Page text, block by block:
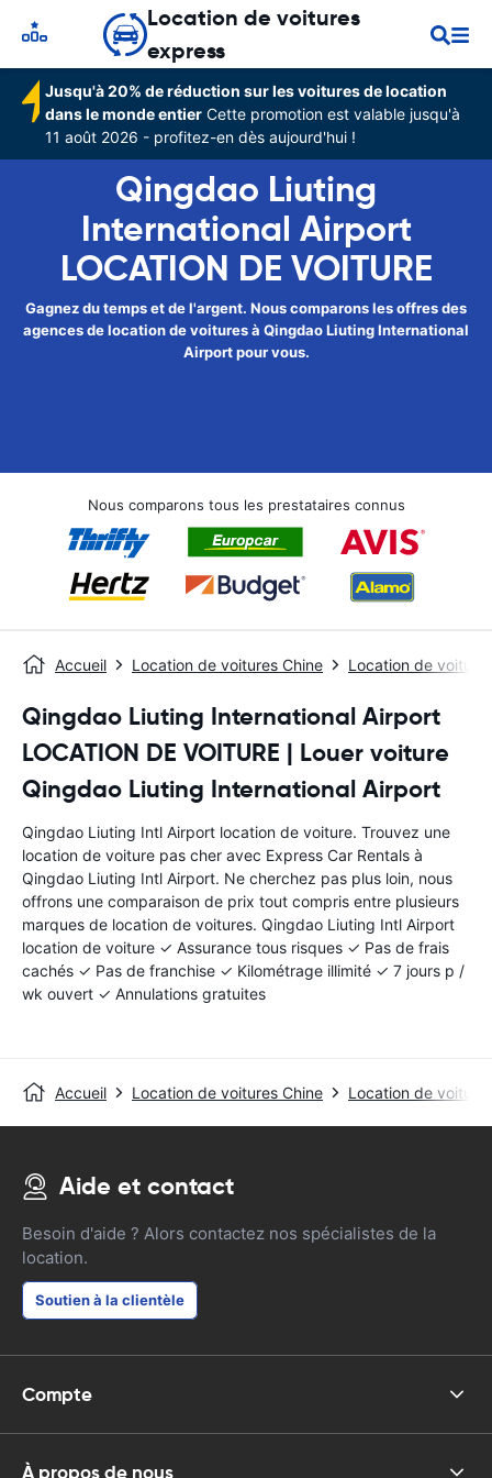
Location de voitures
express
Jusqu'à 20% de réduction sur les voitures de location
dans le monde entier Cette promotion est valable jusqu'à
11 août 2026 - profitez-en dès aujourd'hui !
Qingdao Liuting
International Airport
LOCATION DE VOITURE
Gagnez du temps et de l'argent. Nous comparons les offres des
agences de location de voitures à Qingdao Liuting International
Airport pour vous.
Nous comparons tous les prestataires connus
Accueil Location de voitures Chine Location de
Qingdao Liuting International Airport
LOCATION DE VOITURE | Louer voiture
Qingdao Liuting International Airport
Qingdao Liuting Intl Airport location de voiture. Trouvez une
location de voiture pas cher avec Express Car Rentals à
Qingdao Liuting Intl Airport. Ne cherchez pas plus loin, nous
offrons une comparaison de prix tout compris entre plusieurs
marques de location de voitures. Qingdao Liuting Intl Airport
location de voiture ✓ Assurance tous risques ✓ Pas de frais
cachés ✓ Pas de franchise ✓ Kilométrage illimité ✓ 7 jours p /
wk ouvert ✓ Annulations gratuites
Accueil Location de voitures Chine Location de
Aide et contact
Besoin d'aide ? Alors contactez nos spécialistes de la
location.
Soutien à la clientèle
Compte
À propos de nous